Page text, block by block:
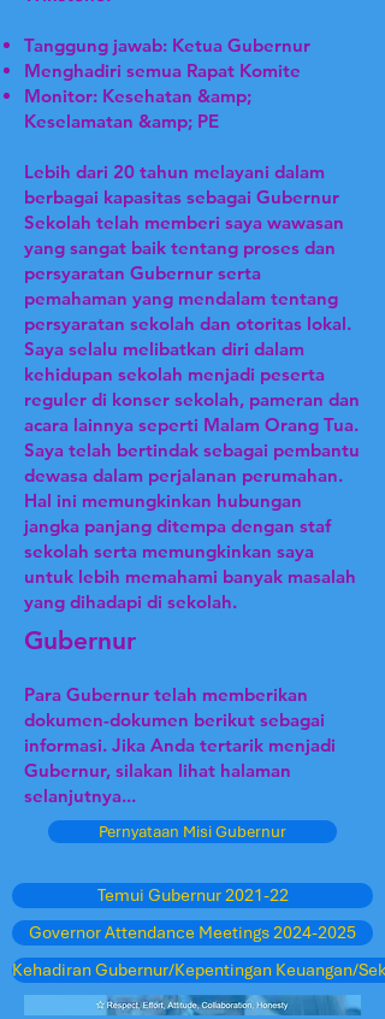
Tanggung jawab: Ketua Gubernur
Menghadiri semua Rapat Komite
Monitor: Kesehatan &amp;
Keselamatan &amp; PE
Lebih dari 20 tahun melayani dalam
berbagai kapasitas sebagai Gubernur
Sekolah telah memberi saya wawasan
yang sangat baik tentang proses dan
persyaratan Gubernur serta
pemahaman yang mendalam tentang
persyaratan sekolah dan otoritas lokal.
Saya selalu melibatkan diri dalam
kehidupan sekolah menjadi peserta
reguler di konser sekolah, pameran dan
acara lainnya seperti Malam Orang Tua.
Saya telah bertindak sebagai pembantu
dewasa dalam perjalanan perumahan.
Hal ini memungkinkan hubungan
jangka panjang ditempa dengan staf
sekolah serta memungkinkan saya
untuk lebih memahami banyak masalah
yang dihadapi di sekolah.
Gubernur
Para Gubernur telah memberikan
dokumen-dokumen berikut sebagai
informasi. Jika Anda tertarik menjadi
Gubernur, silakan lihat halaman
selanjutnya...
Pernyataan Misi Gubernur
Temui Gubernur 2021-22
Governor Attendance Meetings 2024-2025
Kehadiran Gubernur/Kepentingan Keuangan/